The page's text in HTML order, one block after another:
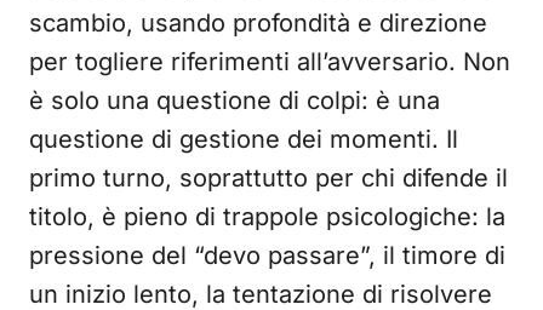
scambio, usando profondità e direzione
per togliere riferimenti all’avversario. Non
è solo una questione di colpi: è una
questione di gestione dei momenti. Il
primo turno, soprattutto per chi difende il
titolo, è pieno di trappole psicologiche: la
pressione del “devo passare”, il timore di
un inizio lento, la tentazione di risolvere